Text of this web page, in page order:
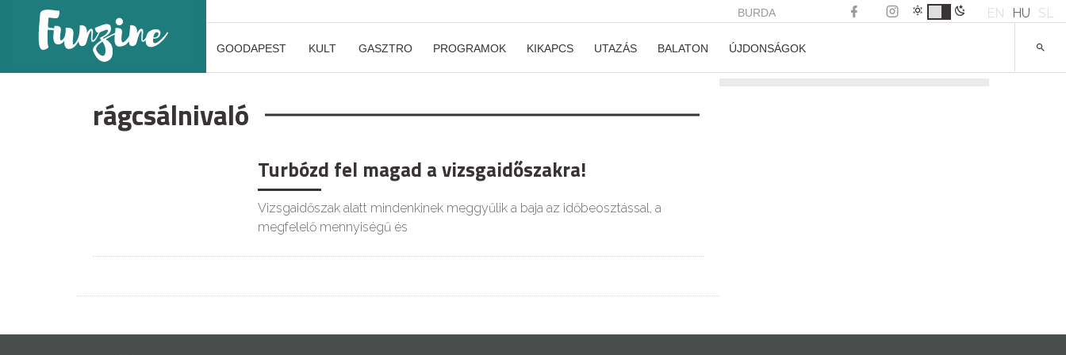
BURDA EN HU SL
GOODAPEST KULT GASZTRO PROGRAMOK KIKAPCS UTAZÁS BALATON ÚJDONSÁGOK
rágcsálnivaló
Turbózd fel magad a vizsgaidőszakra!
Vizsgaidőszak alatt mindenkinek meggyűlik a baja az időbeosztással, a
megfelelő mennyiségű és